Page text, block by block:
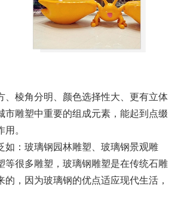
、棱角分明、颜色选择性大、更有立体
市雕塑中重要的组成元素，能起到点缀
。
如：玻璃钢园林雕塑、玻璃钢景观雕
等很多雕塑，玻璃钢雕塑是在传统石雕
的，因为玻璃钢的优点适应现代生活，